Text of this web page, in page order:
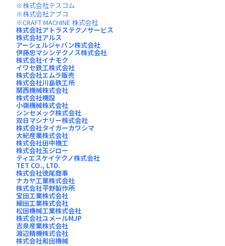
株式会社テスコム
株式会社アブコ
CRAFT MACHINE 株式会社
株式会社アトラステクノサービス
株式会社アルス
アーシェルジャパン株式会社
伊藤忠マシンテクノス株式会社
株式会社イナモク
イワセ鉄工株式会社
株式会社エムラ販売
株式会社川島鉄工所
関西機械株式会社
株式会社機設
小嶺機械株式会社
シンセメック株式会社
双日マシナリー株式会社
株式会社タイガーカワシマ
大紀産業株式会社
株式会社田中機工
株式会社玉ジロー
ティエスケイテクノ株式会社
TET CO., LTD.
株式会社徳尾商事
ナカヤ工業株式会社
株式会社平野製作所
宝田工業株式会社
細田工業株式会社
松田機械工業株式会社
株式会社ユメールMJP
吉泉産業株式会社
渡辺精機株式会社
株式会社和田機械